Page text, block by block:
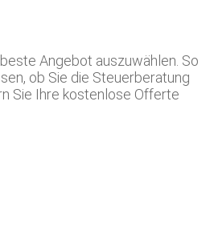
Angebot auszuwählen. So
ob Sie die Steuerberatung
Sie Ihre kostenlose Offerte